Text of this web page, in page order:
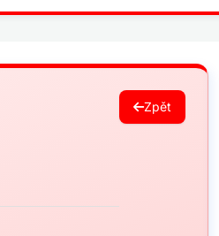
Zpět